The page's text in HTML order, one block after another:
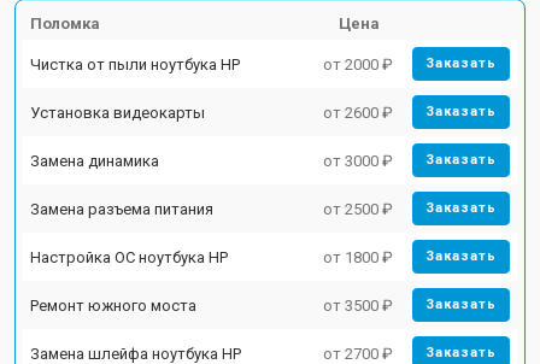
Поломка Цена
Чистка от пыли ноутбука HP от 2000 ₽ Заказать
Установка видеокарты от 2600 ₽ Заказать
Замена динамика от 3000 ₽ Заказать
Замена разъема питания от 2500 ₽ Заказать
Настройка ОС ноутбука HP от 1800 ₽ Заказать
Ремонт южного моста от 3500 ₽ Заказать
Замена шлейфа ноутбука HP от 2700 ₽ Заказать